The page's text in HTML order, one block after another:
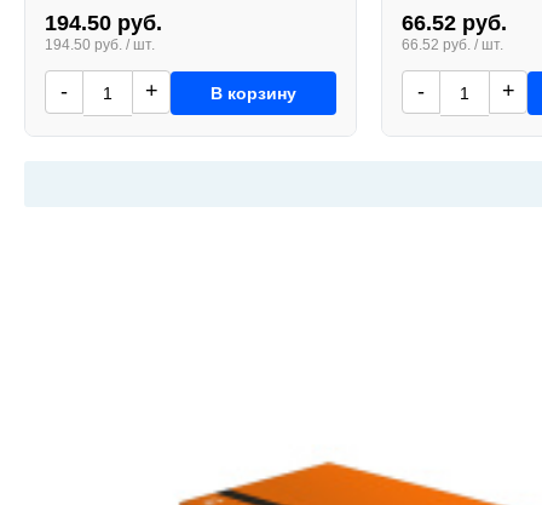
194.50 руб.
194.50 руб. / шт.
- + В корзину
66.52 руб.
66.52 руб. / шт.
- +